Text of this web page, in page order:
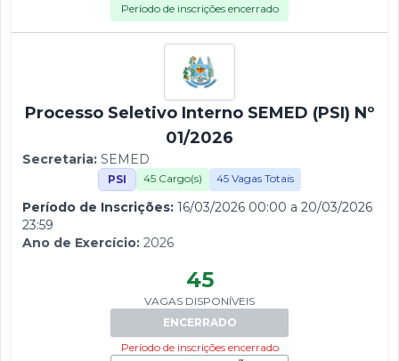
Período de inscrições encerrado
Processo Seletivo Interno SEMED (PSI) Nº
01/2026
Secretaria: SEMED
PSI 45 Cargo(s) 45 Vagas Totais
Período de Inscrições: 16/03/2026 00:00 a 20/03/2026
23:59
Ano de Exercício: 2026
45
VAGAS DISPONÍVEIS
ENCERRADO
Período de inscrições encerrado